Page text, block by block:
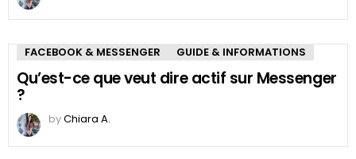
FACEBOOK & MESSENGER GUIDE & INFORMATIONS
Qu’est-ce que veut dire actif sur Messenger
?
byChiara A.